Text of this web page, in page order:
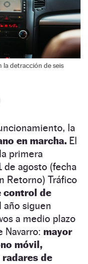
la detracción de seis
la
en marcha. El
primera
de agosto (fecha
Retorno) Tráfico
control de
año siguen
a medio plazo
Navarro: mayor
móvil,
de